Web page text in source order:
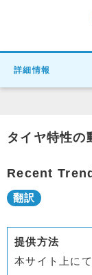
詳細情報
タイヤ特性の
Recent
提供方法
本サイト上に